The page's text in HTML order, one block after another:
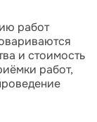
работ
и стоимость
работ,